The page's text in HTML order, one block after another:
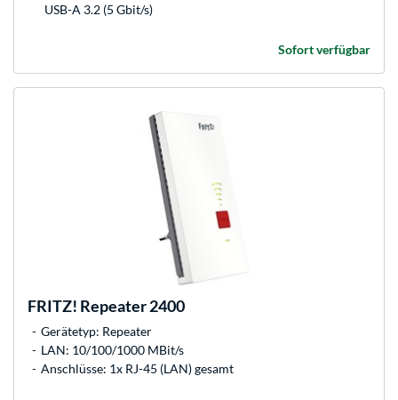
USB-A 3.2 (5 Gbit/s)
Sofort verfügbar
FRITZ! Repeater 2400
Gerätetyp: Repeater
LAN: 10/100/1000 MBit/s
Anschlüsse: 1x RJ-45 (LAN) gesamt